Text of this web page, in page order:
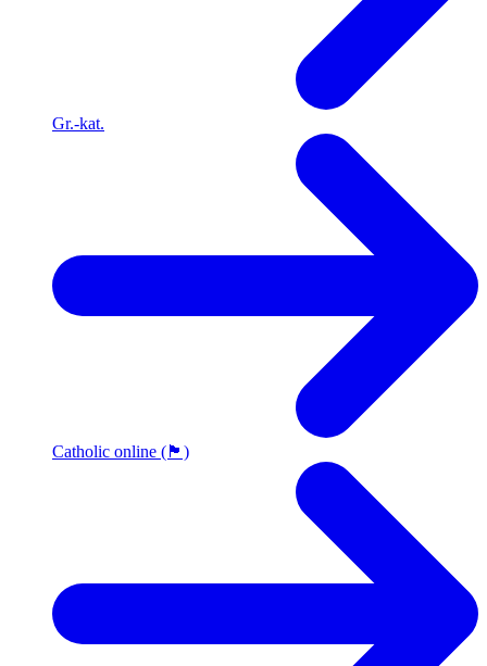
Gr.-kat.
Catholic online (🏴󠁧󠁢󠁥󠁮󠁧󠁿)